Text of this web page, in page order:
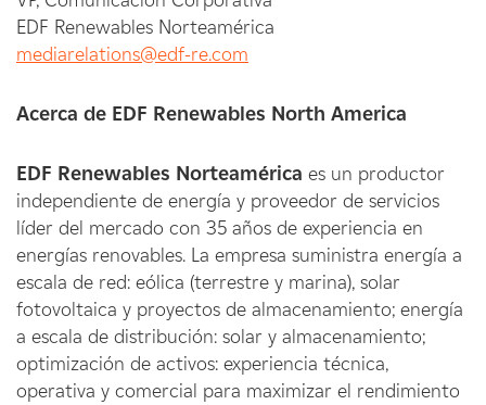
EDF Renewables Norteamérica
mediarelations@edf-re.com
Acerca de EDF Renewables North America
EDF Renewables Norteamérica es un productor
independiente de energía y proveedor de servicios
líder del mercado con 35 años de experiencia en
energías renovables. La empresa suministra energía a
escala de red: eólica (terrestre y marina), solar
fotovoltaica y proyectos de almacenamiento; energía
a escala de distribución: solar y almacenamiento;
optimización de activos: experiencia técnica,
operativa y comercial para maximizar el rendimiento